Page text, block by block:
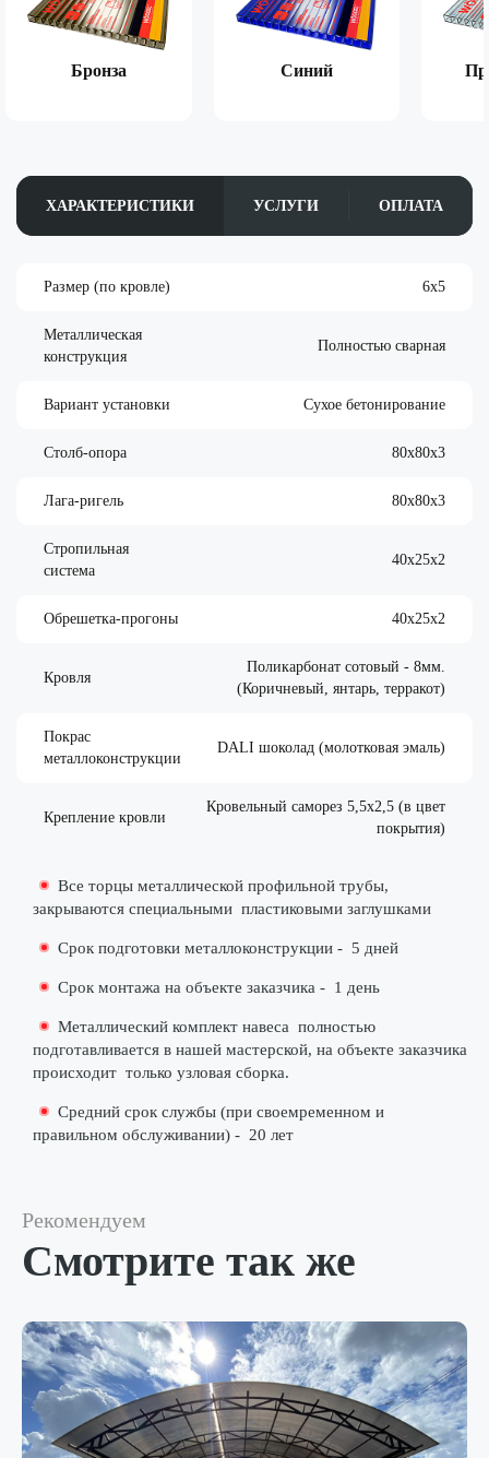
Бронза Синий
ХАРАКТЕРИСТИКИ УСЛУГИ ОПЛАТА
Размер (по кровле) 6х5
Металлическая
конструкция
Полностью сварная
Вариант установки Сухое бетонирование
Столб-опора 80х80х3
Лага-ригель 80х80х3
Стропильная
система
40х25х2
Обрешетка-прогоны 40х25х2
Кровля
Поликарбонат сотовый - 8мм.
(Коричневый, янтарь, терракот)
Покрас
металлоконструкции
DALI шоколад (молотковая эмаль)
Крепление кровли
Кровельный саморез 5,5х2,5 (в цвет
покрытия)
Все торцы металлической профильной трубы,
закрываются специальными пластиковыми заглушками
Срок подготовки металлоконструкции - 5 дней
Срок монтажа на объекте заказчика - 1 день
Металлический комплект навеса полностью
подготавливается в нашей мастерской, на объекте заказчика
происходит только узловая сборка.
Средний срок службы (при своемременном и
правильном обслуживании) - 20 лет
Рекомендуем
Смотрите так же